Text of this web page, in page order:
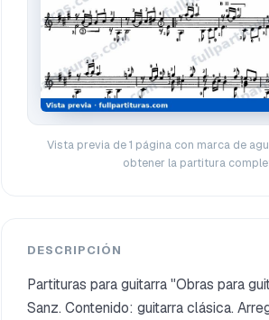
Vista previa de 1 página con marca de
obtener la partitura
DESCRIPCIÓN
Partituras para guitarra "Obras para
Sanz. Contenido: guitarra clásica.